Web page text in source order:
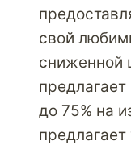
свой
сниженной
до 75% на